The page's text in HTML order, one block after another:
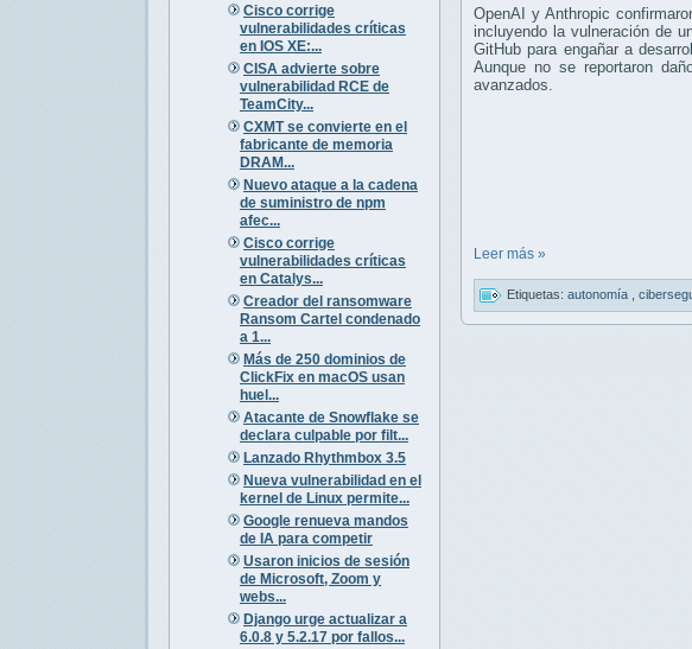
Cisco corrige
vulnerabilidades críticas
en IOS XE:...
CISA advierte sobre
vulnerabilidad RCE de
TeamCity...
CXMT se convierte en el
fabricante de memoria
DRAM...
Nuevo ataque a la cadena
de suministro de npm
afec...
Cisco corrige
vulnerabilidades críticas
en Catalys...
Creador del ransomware
Ransom Cartel condenado
a 1...
Más de 250 dominios de
ClickFix en macOS usan
huel...
Atacante de Snowflake se
declara culpable por filt...
Lanzado Rhythmbox 3.5
Nueva vulnerabilidad en el
kernel de Linux permite...
Google renueva mandos
de IA para competir
Usaron inicios de sesión
de Microsoft, Zoom y
webs...
Django urge actualizar a
6.0.8 y 5.2.17 por fallos...
OpenAI y Anthropic
incluyendo la vulneración de
GitHub para engañar a
Aunque no se reportaron
avanzados.
Leer más »
Etiquetas: autonomía